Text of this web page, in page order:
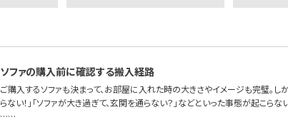
ソファの購入前に確認する搬入経路
ご購入するソファも決まって、お部屋に入れた時の大きさやイメージも完璧。
らない！」「ソファが大き過ぎて、玄関を通らない？」などといった事態が起こら
……